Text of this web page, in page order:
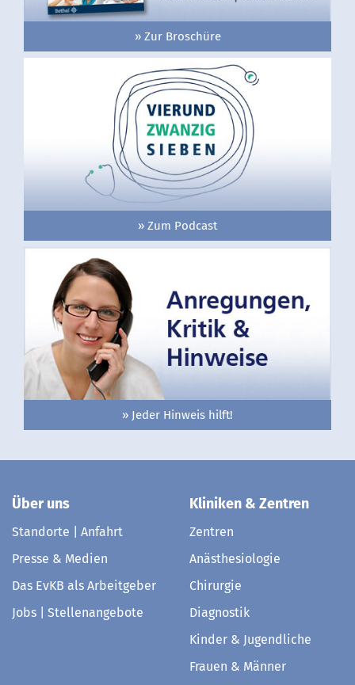
» Zur Broschüre
» Zum Podcast
» Jeder Hinweis hilft!
Über uns
Standorte | Anfahrt
Presse & Medien
Das EvKB als Arbeitgeber
Jobs | Stellenangebote
Kliniken & Zentren
Zentren
Anästhesiologie
Chirurgie
Diagnostik
Kinder & Jugendliche
Frauen & Männer